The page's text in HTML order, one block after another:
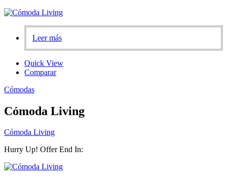
Leer más
Quick View
Comparar
Cómodas
Cómoda Living
Cómoda Living
Hurry Up! Offer End In: